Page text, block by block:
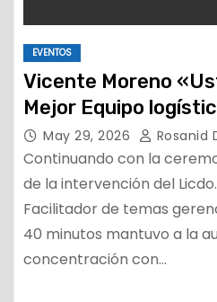
EVENTOS
Vicente Moreno
Mejor Equipo
May 29, 2026 Rosanid
Continuando con la
de la intervención del
Facilitador de temas
40 minutos mantuvo a la
concentración con…